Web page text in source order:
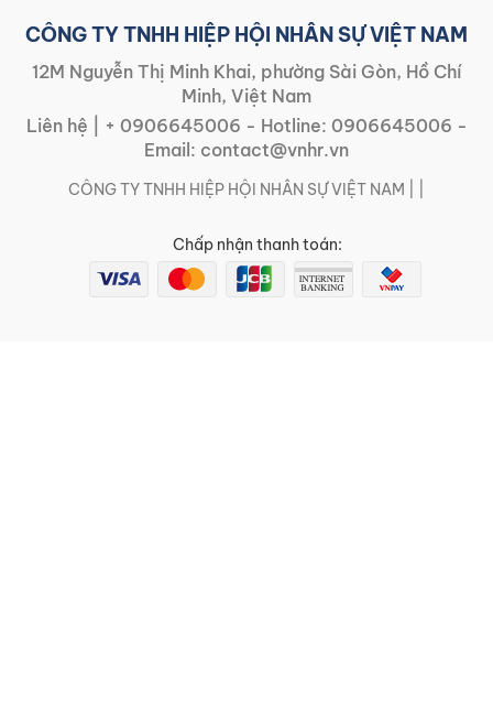
CÔNG TY TNHH HIỆP HỘI NHÂN SỰ VIỆT NAM
12M Nguyễn Thị Minh Khai, phường Sài Gòn, Hồ Chí
Minh, Việt Nam
Liên hệ |
+ 0906645006 - Hotline: 0906645006 -
Email: contact@vnhr.vn
CÔNG TY TNHH HIỆP HỘI NHÂN SỰ VIỆT NAM | |
Chấp nhận thanh toán: